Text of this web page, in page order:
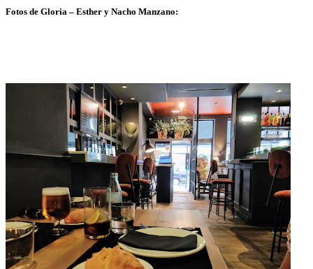
Fotos de Gloria – Esther y Nacho Manzano: